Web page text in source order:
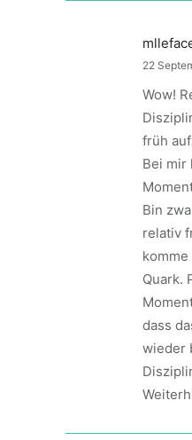
22
Wow!
früh
Bei mir
Bin
relativ
Quark.
dass
wieder